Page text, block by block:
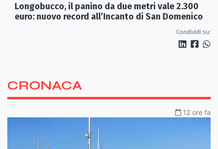
Longobucco, il panino da due metri vale 2.300
euro: nuovo record all’Incanto di San Domenico
Condividi su:
CRONACA
12 ore fa